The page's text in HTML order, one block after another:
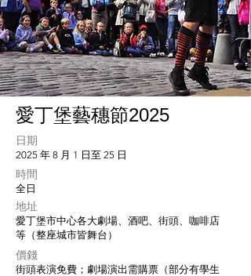
愛丁堡藝穗節2025
日期
2025 年 8 月 1 日至 25 日
​時間
全日
地址
愛丁堡市中心各大劇場、酒吧、街頭、咖啡店
等（整座城市皆舞台）
​價錢
街頭表演免費；劇場演出需購票（部分有學生